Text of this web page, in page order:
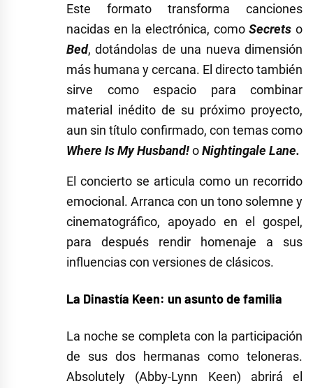
Este formato transforma canciones
nacidas en la electrónica, comoSecrets o
Bed, dotándolas de una nueva dimensión
más humana y cercana. El directo también
sirve como espacio para combinar
material inédito de su próximo proyecto,
aun sin título confirmado, con temas como
Where Is My Husband!oNightingale Lane.
El concierto se articula como un recorrido
emocional. Arranca con un tono solemne y
cinematográfico, apoyado en el gospel,
para después rendir homenaje a sus
influencias con versiones de clásicos.
La Dinastía Keen: un asunto de familia
La noche se completa con la participación
de sus dos hermanas como teloneras.
Absolutely (Abby-Lynn Keen) abrirá el